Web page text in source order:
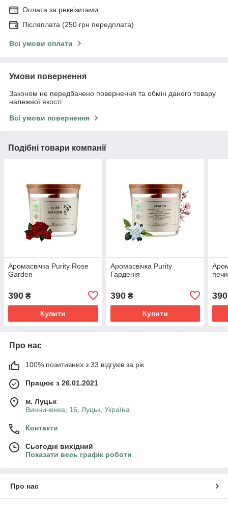
Оплата за реквізитами
Післяплата (250 грн передплата)
Всі умови оплати
Умови повернення
Законом не передбачено повернення та обмін даного товару
належної якості
Всі умови повернення
Подібні товари компанії
Аромасвічка Purity Rose
Garden
390 ₴
Купити
Аромасвічка Purity
Гарденія
390₴
Купити
390
Про нас
100% позитивних з 33 відгуків за рік
Працює з 26.01.2021
м. Луцьк
Винниченка, 16, Луцьк, Україна
Контакти
Сьогодні вихідний
Показати весь графік роботи
Про нас